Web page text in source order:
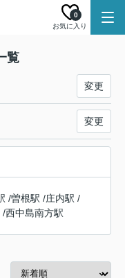
お気に入り
0
覧
変更
変更
/曽根駅 /庄内駅 /
/西中島南方駅